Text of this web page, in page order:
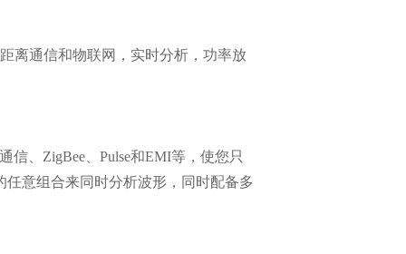
离通信和物联网，实时分析，功率放
、ZigBee、Pulse和EMI等，使您只
意组合来同时分析波形，同时配备多